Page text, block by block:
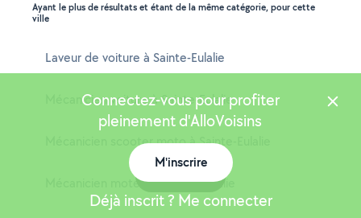
Ayant le plus de résultats et étant de la même catégorie, pour cette
ville
Laveur de voiture à Sainte-Eulalie
Mécanicien voiture à Sainte-Eulalie
Mécanicien scooter moto à Sainte-Eulalie
Mécanicien moteur à Sainte-Eulalie
Connectez-vous pour profiter
pleinement d'AlloVoisins
M'inscrire
Déjà inscrit ? Me connecter